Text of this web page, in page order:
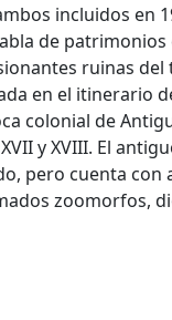
incluidos en
de
ruinas
en el itinerario
colonial de
y XVIII. El
pero cuenta
zoomorfos,